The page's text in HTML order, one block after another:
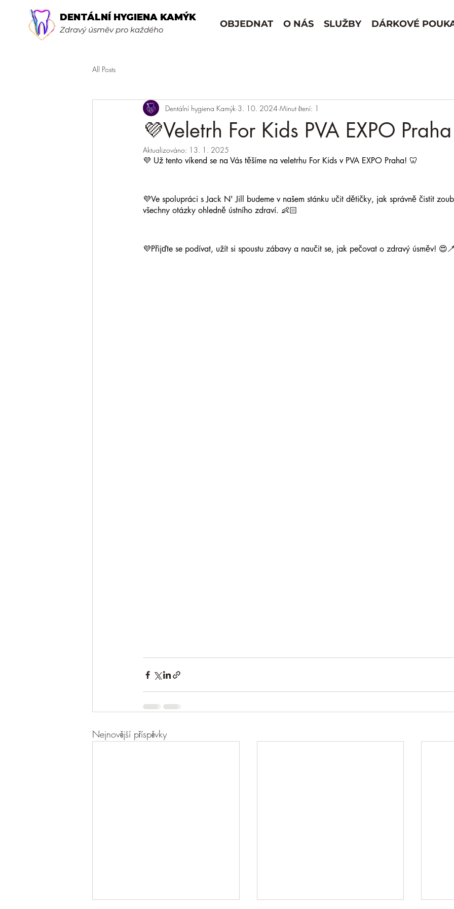
DENTÁLNÍ HYGIENA KAMÝK
Zdravý úsměv pro každého
OBJEDNAT O NÁS SLUŽBY DÁRKOVÉ
All Posts
💜Veletrh For Kids PVA EXPO
Dentální hygiena Kamýk 3. 10. 2024 Minut čtení: 1
Aktualizováno: 13. 1. 2025
💜 Už tento víkend se na Vás těšíme na veletrhu For Kids v PVA EXPO Praha! 🦷
💜Ve spolupráci s Jack N' Jill budeme v našem stánku učit dětičky, jak správně čistit
všechny otázky ohledně ústního zdraví. 👶🏻
💜Přijďte se podívat, užít si spoustu zábavy a naučit se, jak pečovat o zdravý úsměv!
Nejnovější příspěvky